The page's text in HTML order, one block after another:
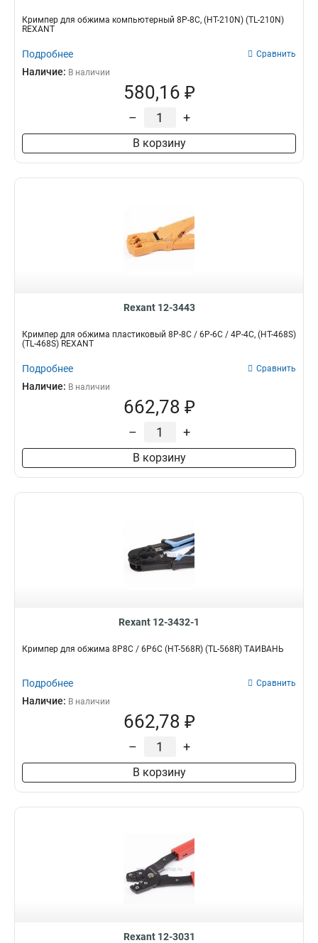
Кримпер для обжима компьютерный 8P-8C, (HT-210N) (TL-210N)
REXANT
Подробнее Сравнить
Наличие: В наличии
580,16 ₽
– +
В корзину
Rexant 12-3443
Кримпер для обжима пластиковый 8P-8C / 6P-6C / 4P-4C, (HT-468S)
(TL-468S) REXANT
Подробнее Сравнить
Наличие: В наличии
662,78 ₽
– +
В корзину
Rexant 12-3432-1
Кримпер для обжима 8P8C / 6P6C (HT-568R) (TL-568R) ТАЙВАНЬ
Подробнее Сравнить
Наличие: В наличии
662,78 ₽
– +
В корзину
Rexant 12-3031